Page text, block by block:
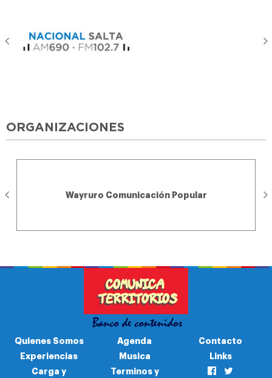
ORGANIZACIONES
Wayruro Comunicación Popular
Quienes Somos
Experiencias
Carga y
Agenda
Musica
Terminos y
Contacto
Links